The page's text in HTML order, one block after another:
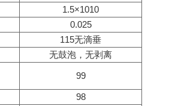
1.5×1010
0.025
115无滴垂
无鼓泡，无剥离
99
98